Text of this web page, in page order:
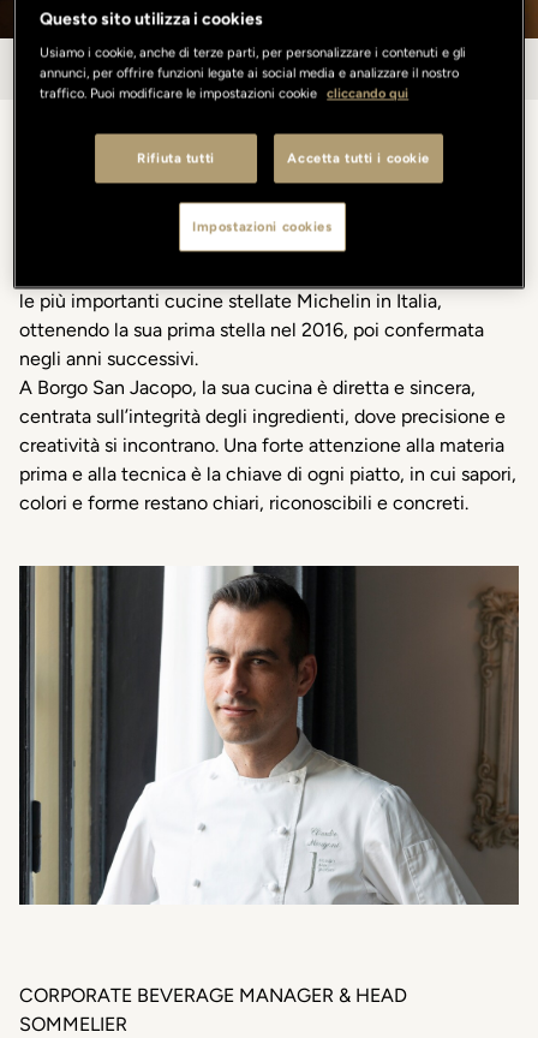
BORGO SAN JACOPO
EXECUTIVE CHEF
Claudio Mengoni
le più importanti cucine stellate Michelin in Italia,
ottenendo la sua prima stella nel 2016, poi confermata
negli anni successivi.
A Borgo San Jacopo, la sua cucina è diretta e sincera,
centrata sull’integrità degli ingredienti, dove precisione e
creatività si incontrano. Una forte attenzione alla materia
prima e alla tecnica è la chiave di ogni piatto, in cui sapori,
colori e forme restano chiari, riconoscibili e concreti.
CORPORATE BEVERAGE MANAGER & HEAD
SOMMELIER
Questo sito utilizza i cookies
Usiamo i cookie, anche di terze parti, per personalizzare i contenuti e gli
annunci, per offrire funzioni legate ai social media e analizzare il nostro
traffico. Puoi modificare le impostazioni cookie cliccando qui
Rifiuta tutti Accetta tutti i cookie
Impostazioni cookies